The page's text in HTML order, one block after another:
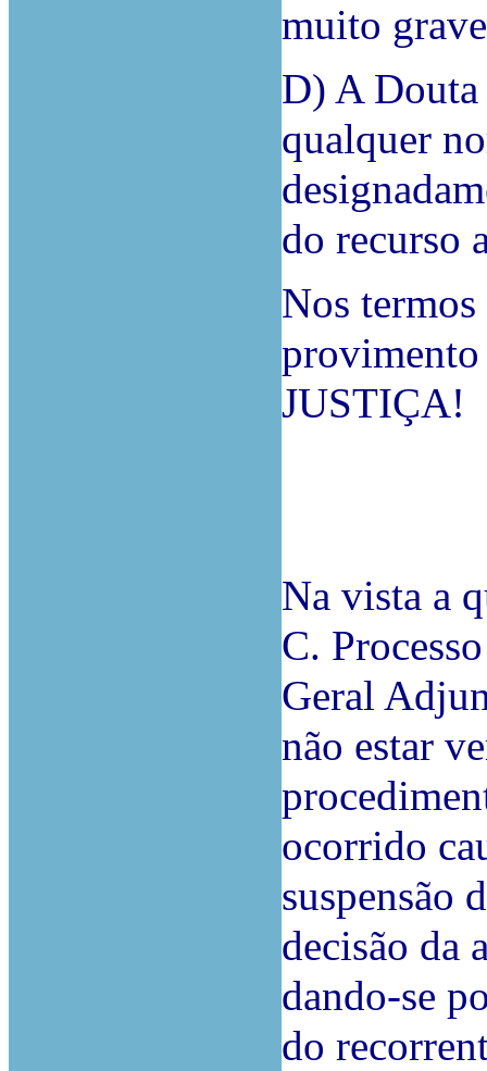
muito
D) A
qualquer
do recurso
Nos
provimento
JUSTIÇA!
Na vista a
C.
Geral
não estar
ocorrido
suspensão
decisão da
dando-se
do